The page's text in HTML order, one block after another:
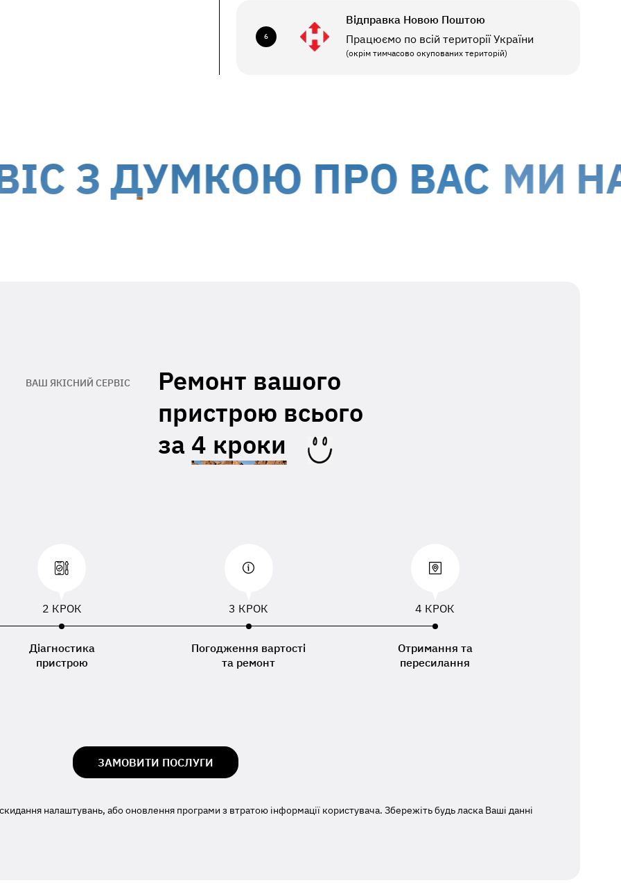
Вкладіть в посилку необхідну
відсутності даних вкладених з
ПІБ, номер телефону або
доставки зазначений в накладній
6
Відправка Новою Поштою
Працюємо по всій території України
(окрім тимчасово окупованих територій)
ДУМКОЮ ПРО ВАСМИ
ВАШ ЯКІСНИЙ СЕРВІС
Ремонт вашого
пристрою всього
за 4 кроки
2 КРОК
Діагностика
пристрою
3 КРОК
Погодження вартості
та ремонт
4 КРОК
Отримання та
пересилання
ЗАМОВИТИ ПОСЛУГИ
налаштувань, або оновлення програми з втратою інформації користувача. Збережіть будь ласка Ваші данні